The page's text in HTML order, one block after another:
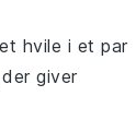
hvile i et par
giver